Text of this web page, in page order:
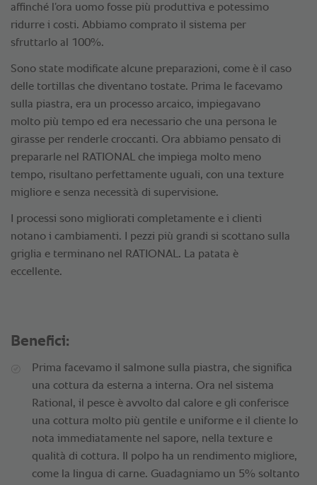
affinché l’ora uomo fosse più produttiva e potessimo
ridurre i costi. Abbiamo comprato il sistema per
sfruttarlo al 100%.
Sono state modificate alcune preparazioni, come è il caso
delle tortillas che diventano tostate. Prima le facevamo
sulla piastra, era un processo arcaico, impiegavano
molto più tempo ed era necessario che una persona le
girasse per renderle croccanti. Ora abbiamo pensato di
prepararle nel RATIONAL che impiega molto meno
tempo, risultano perfettamente uguali, con una texture
migliore e senza necessità di supervisione.
I processi sono migliorati completamente e i clienti
notano i cambiamenti. I pezzi più grandi si scottano sulla
griglia e terminano nel RATIONAL. La patata è
eccellente.
Benefici:
Prima facevamo il salmone sulla piastra, che significa
una cottura da esterna a interna. Ora nel sistema
Rational, il pesce è avvolto dal calore e gli conferisce
una cottura molto più gentile e uniforme e il cliente lo
nota immediatamente nel sapore, nella texture e
qualità di cottura. Il polpo ha un rendimento migliore,
come la lingua di carne. Guadagniamo un 5% soltanto